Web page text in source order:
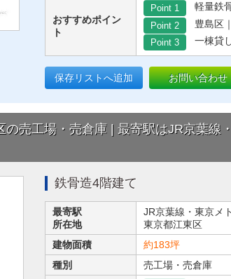
おすすめポイン
ト
Point 1 軽量鉄
Point 2 豊島区
Point 3 一棟貸
保存リストへ追加 お問い合わせ
の売工場・売倉庫 | 最寄駅はJR京葉
鉄骨造4階建て
最寄駅
所在地
JR京葉線・東京メ
東京都江東区
建物面積
約183坪
種別
売工場・売倉庫